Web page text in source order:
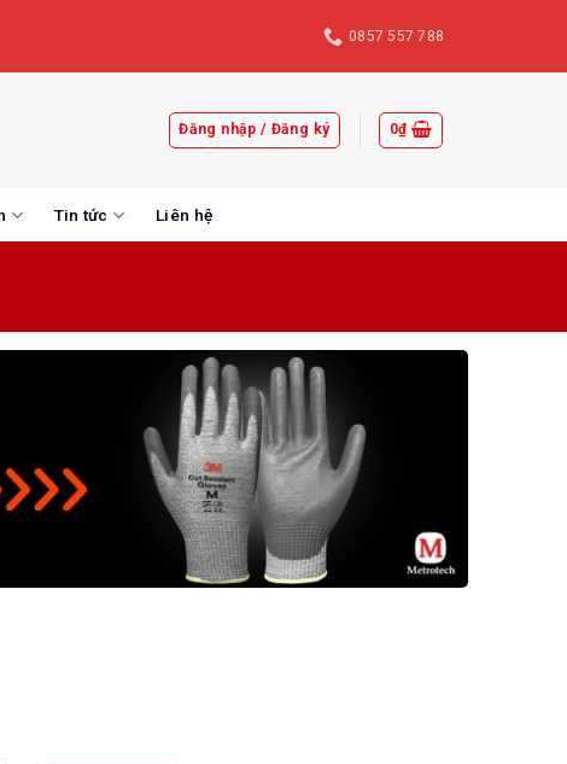
0857 557 788
Đăng nhập / Đăng ký 0₫
Tin tức Liên hệ